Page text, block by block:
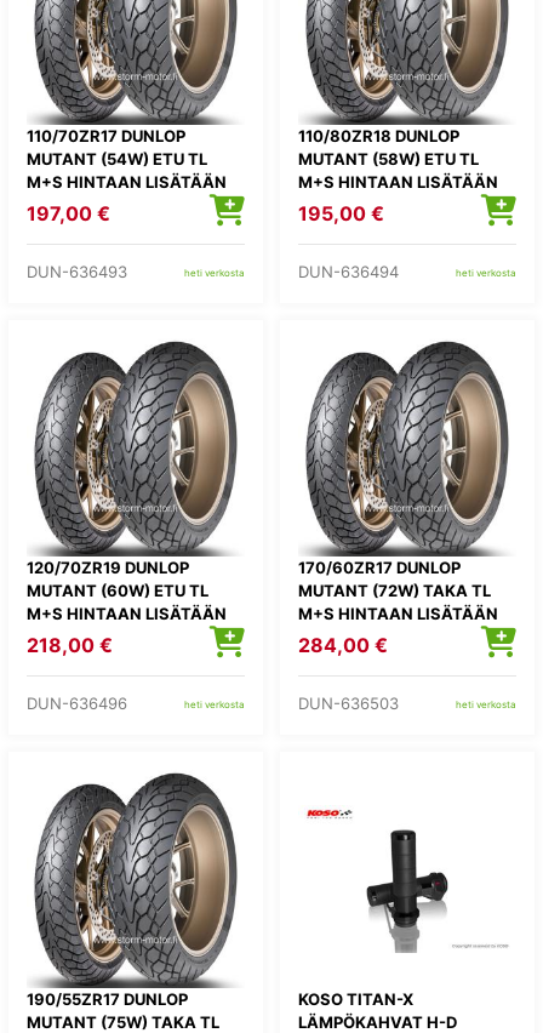
110/70ZR17 DUNLOP
MUTANT (54W) ETU TL
M+S HINTAAN LISÄTÄÄN
KIERRÄTYSMAKSU 1,82E
197,00 €
DUN-636493 heti verkosta
110/80ZR18 DUNLOP
MUTANT (58W) ETU TL
M+S HINTAAN LISÄTÄÄN
KIERRÄTYSMAKSU 1,82E
195,00 €
DUN-636494 heti verkosta
120/70ZR19 DUNLOP
MUTANT (60W) ETU TL
M+S HINTAAN LISÄTÄÄN
KIERRÄTYSMAKSU 1,82E
218,00 €
DUN-636496 heti verkosta
170/60ZR17 DUNLOP
MUTANT (72W) TAKA TL
M+S HINTAAN LISÄTÄÄN
KIERRÄTYSMAKSU 1,82E
284,00 €
DUN-636503 heti verkosta
190/55ZR17 DUNLOP
MUTANT (75W) TAKA TL
KOSO TITAN-X
LÄMPÖKAHVAT H-D